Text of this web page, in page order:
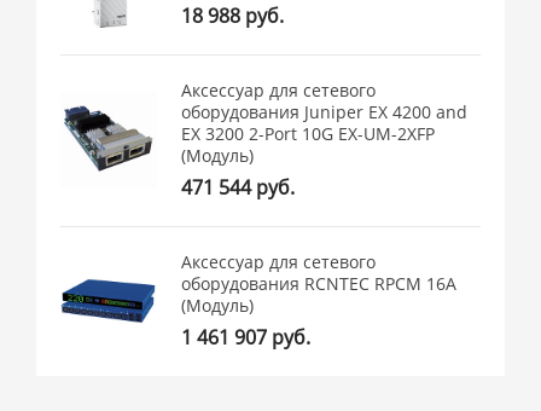
18 988 руб.
Аксессуар для сетевого
оборудования Juniper EX 4200 and
EX 3200 2-Port 10G EX-UM-2XFP
(Модуль)
471 544 руб.
Аксессуар для сетевого
оборудования RCNTEC RPCM 16A
(Модуль)
1 461 907 руб.